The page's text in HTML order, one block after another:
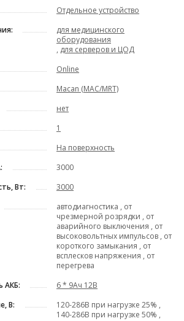
Отдельное устройство
для медицинского
оборудования
, для серверов и ЦОД
Online
Macan (MAC/MRT)
нет
1
На поверхность
3000
Вт:
3000
автодиагностика , от
чрезмерной розрядки , от
аварийного выключения , от
высоковольтных импульсов , от
короткого замыкания , от
всплесков напряжения , от
перегрева
АКБ:
6 * 9Ач 12В
В:
120-286В при нагрузке 25% ,
140-286В при нагрузке 50% ,